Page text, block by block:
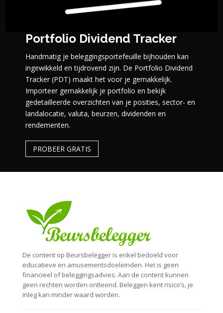
Portfolio Dividend Tracker
Handmatig je beleggingsportefeuille bijhouden kan
ingewikkeld en tijdrovend zijn. De Portfolio Dividend
Tracker (PDT) maakt het voor je gemakkelijk.
Importeer gemakkelijk je portfolio en bekijk
gedetailleerde overzichten van je posities, sector- en
landalocatie, valuta, beurzen, dividenden en
rendementen.
PROBEER GRATIS
De content op Beursbelegger is enkel bedoeld voor
educatieve en amusementsdoeleinden. Het is geen
financieel of beleggingsadvies. Aan de content kunnen
geen rechten worden ontleend. Beleggen kent risico’s, je
inleg kan minder waard worden.